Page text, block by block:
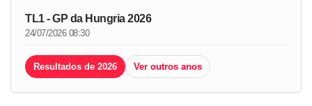
TL1 - GP da Hungria 2026
24/07/2026 08:30
Resultados de 2026 Ver outros anos